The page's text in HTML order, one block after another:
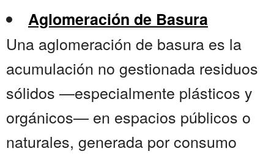
Aglomeración de Basura
Una aglomeración de basura es la
acumulación no gestionada residuos
sólidos —especialmente plásticos y
orgánicos— en espacios públicos o
naturales, generada por consumo